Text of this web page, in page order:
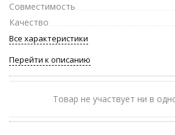
Совместимость
Качество
Все характеристики
Перейти к описанию
Товар не участвует ни в